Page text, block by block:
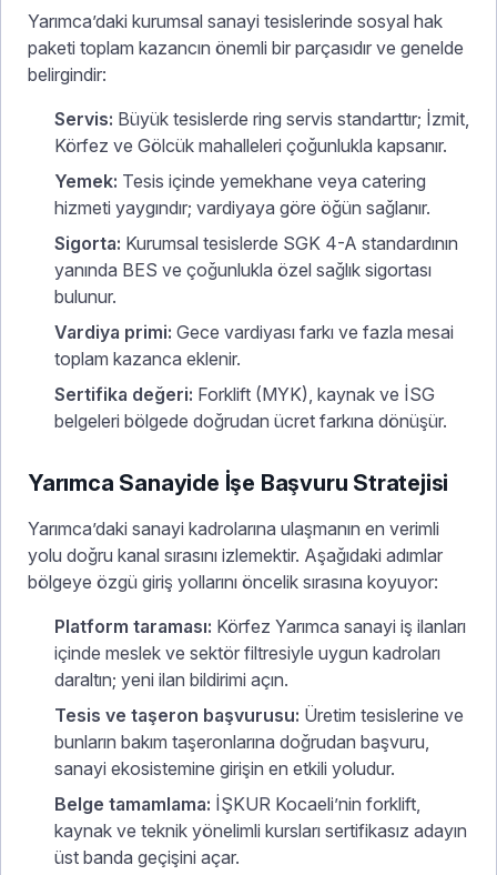
Yarımca’daki kurumsal sanayi tesislerinde sosyal hak
paketi toplam kazancın önemli bir parçasıdır ve genelde
belirgindir:
Servis: Büyük tesislerde ring servis standarttır; İzmit,
Körfez ve Gölcük mahalleleri çoğunlukla kapsanır.
Yemek: Tesis içinde yemekhane veya catering
hizmeti yaygındır; vardiyaya göre öğün sağlanır.
Sigorta: Kurumsal tesislerde SGK 4-A standardının
yanında BES ve çoğunlukla özel sağlık sigortası
bulunur.
Vardiya primi: Gece vardiyası farkı ve fazla mesai
toplam kazanca eklenir.
Sertifika değeri: Forklift (MYK), kaynak ve İSG
belgeleri bölgede doğrudan ücret farkına dönüşür.
Yarımca Sanayide İşe Başvuru Stratejisi
Yarımca’daki sanayi kadrolarına ulaşmanın en verimli
yolu doğru kanal sırasını izlemektir. Aşağıdaki adımlar
bölgeye özgü giriş yollarını öncelik sırasına koyuyor:
Platform taraması: Körfez Yarımca sanayi iş ilanları
içinde meslek ve sektör filtresiyle uygun kadroları
daraltın; yeni ilan bildirimi açın.
Tesis ve taşeron başvurusu: Üretim tesislerine ve
bunların bakım taşeronlarına doğrudan başvuru,
sanayi ekosistemine girişin en etkili yoludur.
Belge tamamlama: İŞKUR Kocaeli’nin forklift,
kaynak ve teknik yönelimli kursları sertifikasız adayın
üst banda geçişini açar.